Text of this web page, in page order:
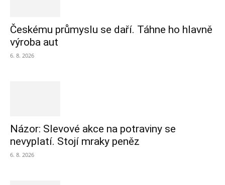
Českému průmyslu se daří. Táhne ho hlavně
výroba aut
6. 8. 2026
Názor: Slevové akce na potraviny se
nevyplatí. Stojí mraky peněz
6. 8. 2026